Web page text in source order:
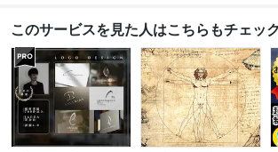
このサービスを見た人はこちらもチェッ